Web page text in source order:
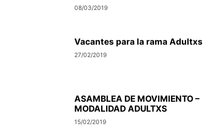
08/03/2019
Vacantes para la rama Adultxs
27/02/2019
ASAMBLEA DE MOVIMIENTO –
MODALIDAD ADULTXS
15/02/2019